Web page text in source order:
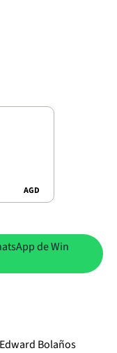
AGD
de Win
Bolaños